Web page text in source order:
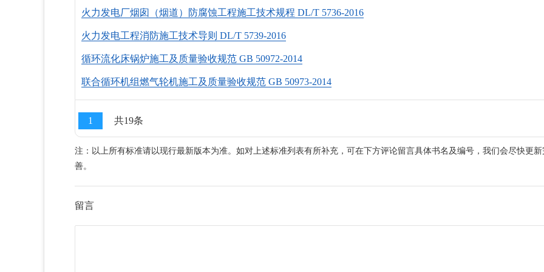
火力发电厂烟囱（烟道）防腐蚀工程施工技术规程 DL/T 5736-2016
火力发电工程消防施工技术导则 DL/T 5739-2016
循环流化床锅炉施工及质量验收规范 GB 50972-2014
联合循环机组燃气轮机施工及质量验收规范 GB 50973-2014
1 共19条
注：以上所有标准请以现行最新版本为准。如对上述标准列表有所补充，可在下方评论留言具体书名及编号，我们会尽快更新
善。
留言